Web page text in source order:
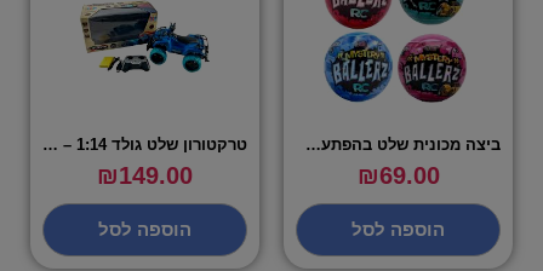
ביצה מכונית שלט בהפתעה – MYSTERY BALLERZ RC
₪69.00
הוספה לסל
טרקטורון שלט גולד 1:14 – IPOP
₪149.00
הוספה לסל